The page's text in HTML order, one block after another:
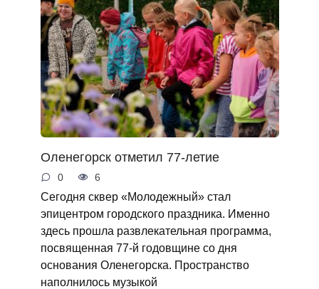
Оленегорск отметил 77-летие
0 6
Сегодня сквер «Молодежный» стал
эпицентром городского праздника. Именно
здесь прошла развлекательная программа,
посвященная 77-й годовщине со дня
основания Оленегорска. Пространство
наполнилось музыкой